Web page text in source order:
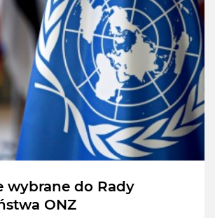
wybrane do Rady
ONZ